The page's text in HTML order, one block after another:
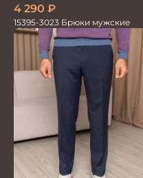
4 290 ₽
15395-3023 Брюки мужские